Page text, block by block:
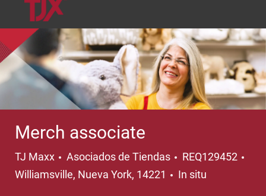
Merch associate
TJ Maxx Categoría
Asociados de Tiendas REQ129452
Williamsville, Nueva York, 14221
In situ